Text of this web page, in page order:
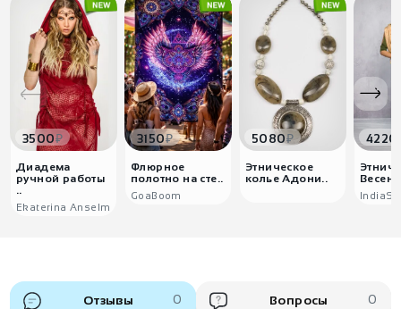
3500₽
Диадема
ручной работы
..
Ekaterina Anselm
3150₽
Флюрное
полотно на сте..
GoaBoom
5080₽
Этническое
колье Адони..
4220
Отзывы 0 Вопросы 0